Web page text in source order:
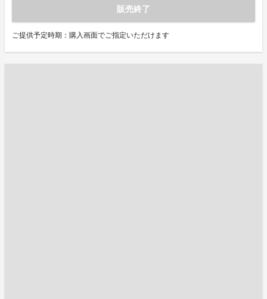
販売終了
ご提供予定時期：購入画面でご指定いただけます